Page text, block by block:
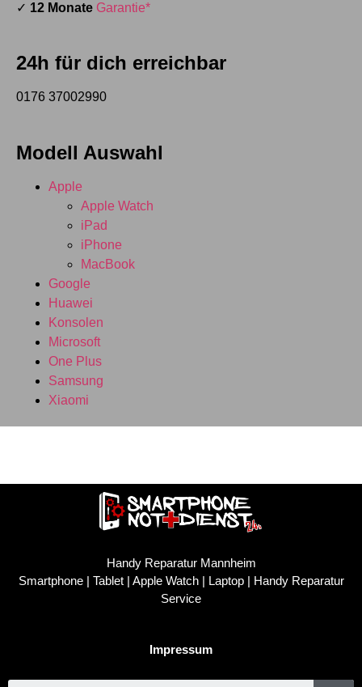
✓ 12 Monate Garantie*
24h für dich erreichbar
0176 37002990
Modell Auswahl
Apple
Apple Watch
iPad
iPhone
MacBook
Google
Huawei
Konsolen
Microsoft
One Plus
Samsung
Xiaomi
Handy Reparatur Mannheim
Smartphone | Tablet | Apple Watch | Laptop | Handy Reparatur
Service
Impressum